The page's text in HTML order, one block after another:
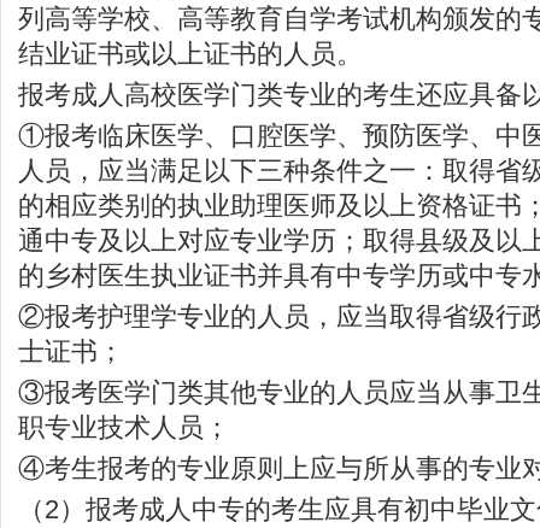
列高等学校、高等教育自学考试机构颁发的
结业证书或以上证书的人员。
报考成人高校医学门类专业的考生还应具备
①报考临床医学、口腔医学、预防医学、中
人员，应当满足以下三种条件之一：取得省
的相应类别的执业助理医师及以上资格证书
通中专及以上对应专业学历；取得县级及以
的乡村医生执业证书并具有中专学历或中专
②报考护理学专业的人员，应当取得省级行
士证书；
③报考医学门类其他专业的人员应当从事卫
职专业技术人员；
④考生报考的专业原则上应与所从事的专业
（2）报考成人中专的考生应具有初中毕业